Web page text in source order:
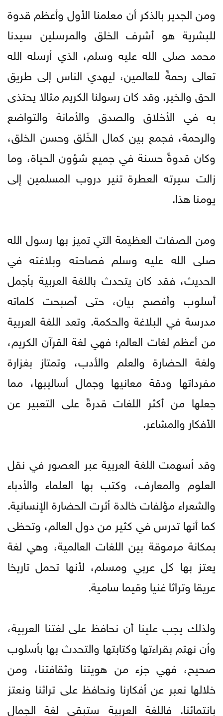
ومن الجدير بالذكر أن معلمنا الأول وأعظم قدوة
للبشرية هو أشرف الخلق والمرسلين سيدنا
محمد صلى الله عليه وسلم، الذي أرسله الله
تعالى رحمةً للعالمين، ليهدي الناس إلى طريق
الحق والخير. وقد كان رسولنا الكريم مثالا يحتذى
به في الأخلاق والصدق والأمانة والتواضع
والرحمة، فجمع بين كمال الخَلق وحسن الخلق،
وكان قدوةً حسنة في جميع شؤون الحياة، وما
زالت سيرته العطرة تنير دروب المسلمين إلى
يومنا هذا.
ومن الصفات العظيمة التي تميز بها رسول الله
صلى الله عليه وسلم فصاحته وبلاغته في
الحديث، فقد كان يتحدث باللغة العربية بأجمل
أسلوب وأفصح بيان، حتى أصبحت كلماته
مدرسة في البلاغة والحكمة. وتعد اللغة العربية
من أعظم لغات العالم؛ فهي لغة القرآن الكريم،
ولغة الحضارة والعلم والأدب، وتمتاز بغزارة
مفرداتها ودقة معانيها وجمال أساليبها، مما
جعلها من أكثر اللغات قدرةً على التعبير عن
الأفكار والمشاعر.
وقد أسهمت اللغة العربية عبر العصور في نقل
العلوم والمعارف، وكتب بها العلماء والأدباء
والشعراء مؤلفات خالدة أثرت الحضارة الإنسانية.
كما أنها تدرس في كثير من دول العالم، وتحظى
بمكانة مرموقة بين اللغات العالمية، وهي لغة
يعتز بها كل عربي ومسلم، لأنها تحمل تاريخا
عريقا وتراثا غنيا وقيما سامية.
ولذلك يجب علينا أن نحافظ على لغتنا العربية،
وأن نهتم بقراءتها وكتابتها والتحدث بها بأسلوب
صحيح، فهي جزء من هويتنا وثقافتنا، ومن
خلالها نعبر عن أفكارنا ونحافظ على تراثنا ونعتز
بانتمائنا. فاللغة العربية ستبقى لغة الجمال